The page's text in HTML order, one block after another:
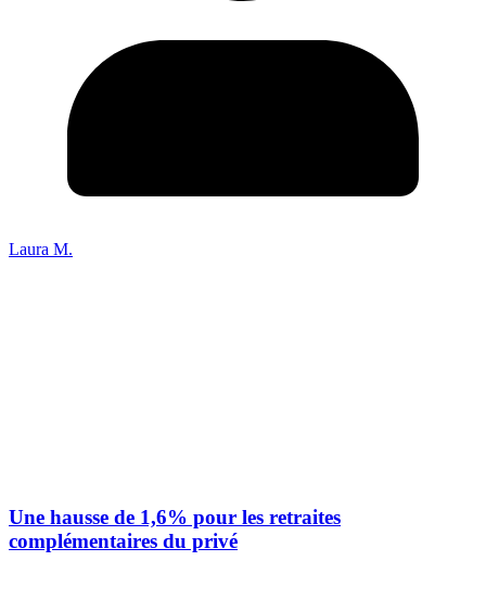
Laura M.
Une hausse de 1,6% pour les retraites
complémentaires du privé